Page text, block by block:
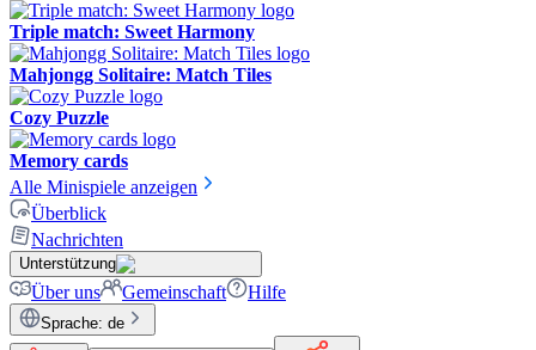
Triple match: Sweet Harmony
Mahjongg Solitaire: Match Tiles
Cozy Puzzle
Memory cards
Alle Minispiele anzeigen
Überblick
Nachrichten
Unterstützung
Über uns Gemeinschaft Hilfe
Sprache: de